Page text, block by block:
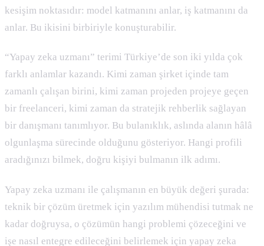
kesişim noktasıdır: model katmanını anlar, iş katmanını da
anlar. Bu ikisini birbiriyle konuşturabilir.
“Yapay zeka uzmanı” terimi Türkiye’de son iki yılda çok
farklı anlamlar kazandı. Kimi zaman şirket içinde tam
zamanlı çalışan birini, kimi zaman projeden projeye geçen
bir freelanceri, kimi zaman da stratejik rehberlik sağlayan
bir danışmanı tanımlıyor. Bu bulanıklık, aslında alanın hâlâ
olgunlaşma sürecinde olduğunu gösteriyor. Hangi profili
aradığınızı bilmek, doğru kişiyi bulmanın ilk adımı.
Yapay zeka uzmanı ile çalışmanın en büyük değeri şurada:
teknik bir çözüm üretmek için yazılım mühendisi tutmak ne
kadar doğruysa, o çözümün hangi problemi çözeceğini ve
işe nasıl entegre edileceğini belirlemek için yapay zeka